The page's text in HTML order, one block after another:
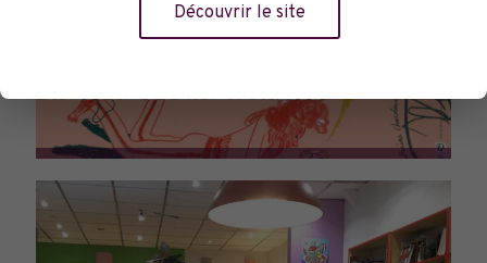
PARCOURS DU LIVRE JEUNESSE
Découvrir le site